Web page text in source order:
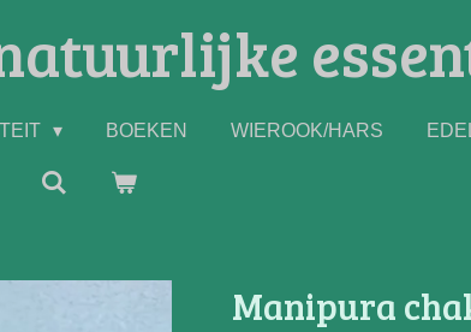
BOEKEN WIEROOK/HARS
Manipura